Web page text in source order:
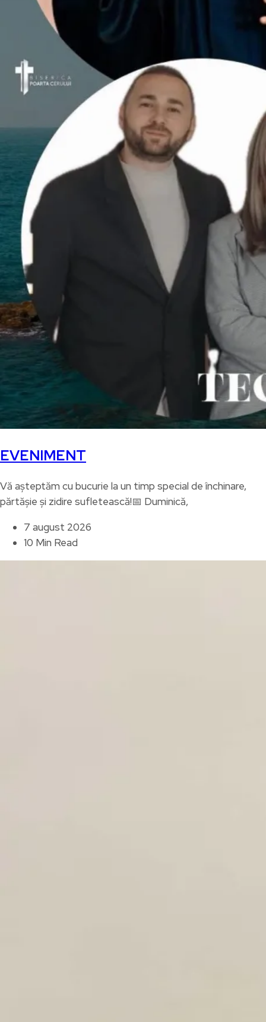
EVENIMENT
Vă așteptăm cu bucurie la un timp special de închinare,
părtășie și zidire sufletească!📅 Duminică,
7 august 2026
10 Min Read